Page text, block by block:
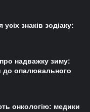
знаків зодіаку:
надважку зиму:
до опалювального
онкологію: медики